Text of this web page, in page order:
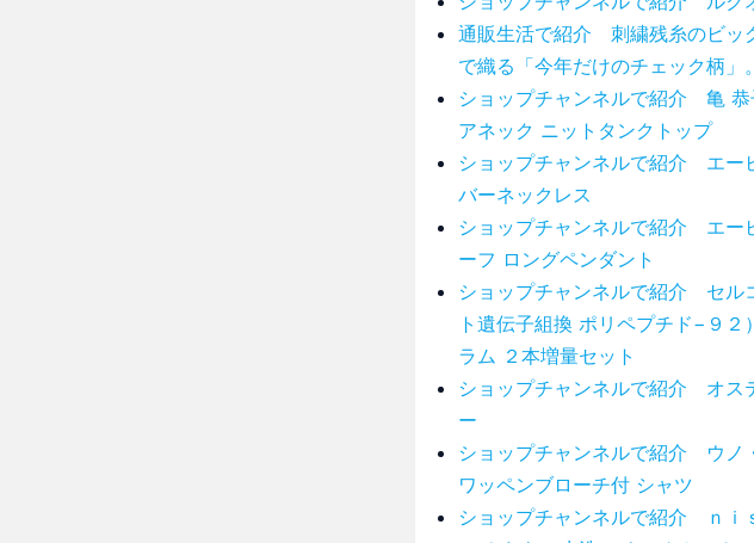
通販生活で紹介 刺繍残糸のビッ
で織る「今年だけのチェック柄」。
ショップチャンネルで紹介 亀
アネック ニットタンクトップ
ショップチャンネルで紹介 エー
バーネックレス
ショップチャンネルで紹介 エー
ーフ ロングペンダント
ショップチャンネルで紹介 セル
ト遺伝子組換 ポリペプチド−９
ラム ２本増量セット
ショップチャンネルで紹介 オス
ー
ショップチャンネルで紹介 ウノ
ワッペンブローチ付 シャツ
ショップチャンネルで紹介 ｎｉ